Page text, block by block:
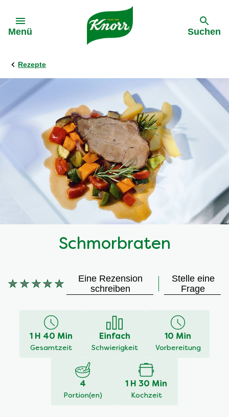
Menü Suchen
Rezepte
Schmorbraten
Keine
abgegeben
Eine Rezension
schreiben
Stelle eine
Frage
1 H 40 Min
Gesamtzeit
Einfach
Schwierigkeit
10 Min
Vorbereitung
4
Portion(en)
1 H 30 Min
Kochzeit